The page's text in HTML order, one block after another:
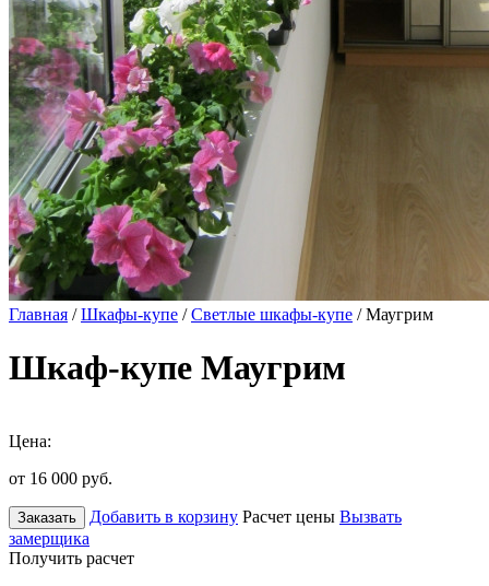
Главная /Шкафы-купе /Светлые шкафы-купе / Маугрим
Шкаф-купе Маугрим
Цена:
от 16 000 руб.
Заказать Добавить в корзину Расчет цены Вызвать
замерщика
Получить расчет